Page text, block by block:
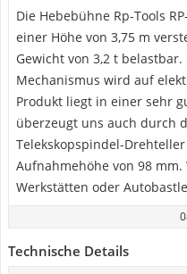
Die Hebebühne Rp-Tools
einer Höhe von 3,75 m
Gewicht von 3,2 t
Mechanismus wird auf
Produkt liegt in einer sehr
überzeugt uns auch durch
Telekskopspindel-
Aufnahmehöhe von 98
Werkstätten oder
Technische Details